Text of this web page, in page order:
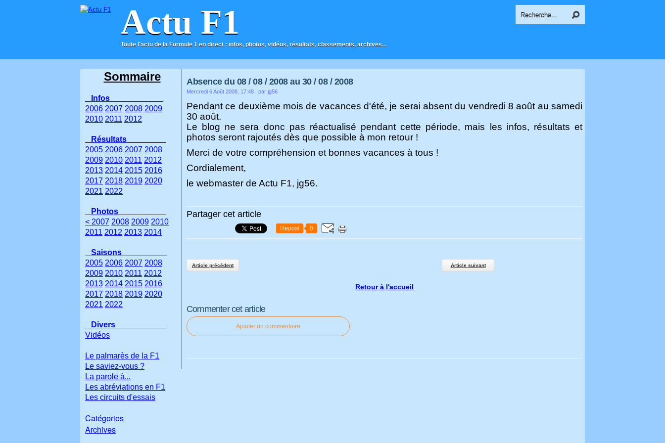
Actu F1
Toute l'actu de la Formule 1 en direct : infos, photos, vidéos, résultats, classements, archives...
ACCUEIL CONTACT
Absence du 08 / 08 / 2008 au 30 / 08 / 2008
Mercredi 6 Août 2008, 17:48 , par jg56
Pendant ce deuxième mois de vacances d'été, je serai absent du vendredi 8 août au samedi
30 août.
Le blog ne sera donc pas réactualisé pendant cette période, mais les infos, résultats et
photos seront rajoutés dès que possible à mon retour !
Merci de votre compréhension et bonnes vacances à tous !
Cordialement,
le webmaster de Actu F1, jg56.
Partager cet article
Repost 0
Article précédent Article suivant
Retour à l'accueil
Commenter cet article
Ajouter un commentaire
Sommaire
Infos
2006 2007 2008 2009
2010 2011 2012
Résultats
2005 2006 2007 2008
2009 2010 2011 2012
2013 2014 2015 2016
2017 2018 2019 2020
2021 2022
Photos
< 2007 2008 2009 2010
2011 2012 2013 2014
Saisons
2005 2006 2007 2008
2009 2010 2011 2012
2013 2014 2015 2016
2017 2018 2019 2020
2021 2022
Divers
Vidéos
Le palmarès de la F1
Le saviez-vous ?
La parole à...
Les abréviations en F1
Les circuits d'essais
Catégories
Archives